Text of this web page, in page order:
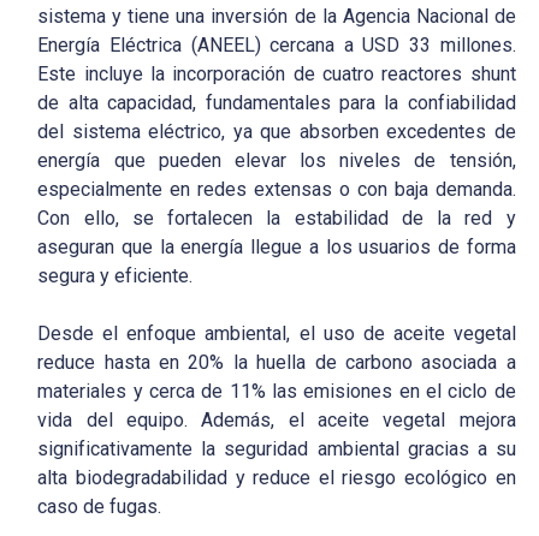
sistema y tiene una inversión de la Agencia Nacional de
Energía Eléctrica (ANEEL) cercana a USD 33 millones.
Este incluye la incorporación de cuatro reactores shunt
de alta capacidad, fundamentales para la confiabilidad
del sistema eléctrico, ya que absorben excedentes de
energía que pueden elevar los niveles de tensión,
especialmente en redes extensas o con baja demanda.
Con ello, se fortalecen la estabilidad de la red y
aseguran que la energía llegue a los usuarios de forma
segura y eficiente.
Desde el enfoque ambiental, el uso de aceite vegetal
reduce hasta en 20% la huella de carbono asociada a
materiales y cerca de 11% las emisiones en el ciclo de
vida del equipo. Además, el aceite vegetal mejora
significativamente la seguridad ambiental gracias a su
alta biodegradabilidad y reduce el riesgo ecológico en
caso de fugas.